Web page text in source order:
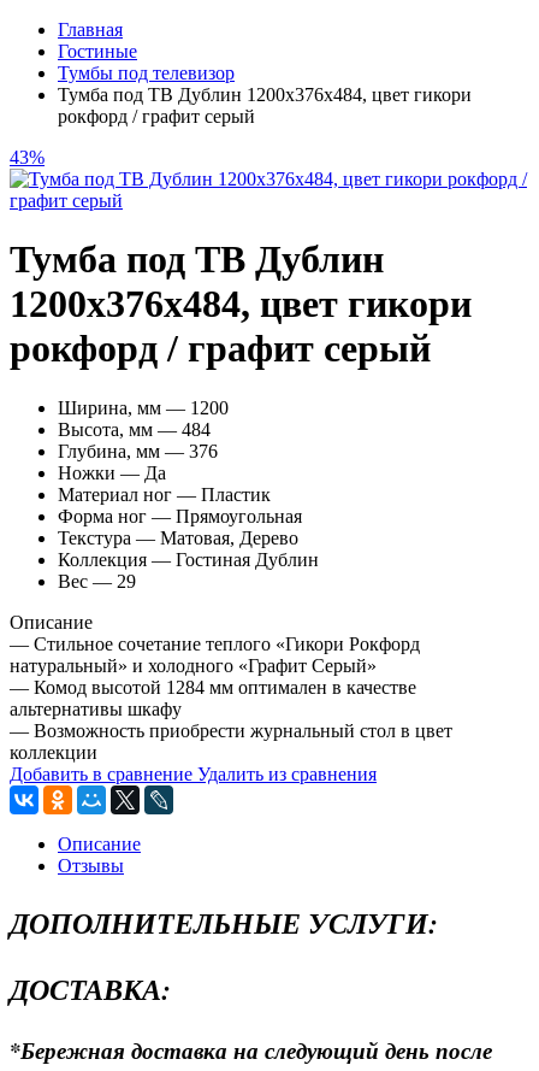
Главная
Гостиные
Тумбы под телевизор
Тумба под ТВ Дублин 1200х376х484, цвет гикори
рокфорд / графит серый
43%
Тумба под ТВ Дублин
1200х376х484, цвет гикори
рокфорд / графит серый
Ширина, мм — 1200
Высота, мм — 484
Глубина, мм — 376
Ножки — Да
Материал ног — Пластик
Форма ног — Прямоугольная
Текстура — Матовая, Дерево
Коллекция — Гостиная Дублин
Вес — 29
Описание
— Стильное сочетание теплого «Гикори Рокфорд
натуральный» и холодного «Графит Серый»
— Комод высотой 1284 мм оптимален в качестве
альтернативы шкафу
— Возможность приобрести журнальный стол в цвет
коллекции
Добавить в сравнение Удалить из сравнения
Описание
Отзывы
ДОПОЛНИТЕЛЬНЫЕ УСЛУГИ:
ДОСТАВКА:
*Бережная доставка на следующий день после